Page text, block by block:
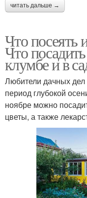
читать дальше →
Что посеять
Что
клумбе и в
Любители дачных дел
период глубокой
ноябре можно
цветы, а также